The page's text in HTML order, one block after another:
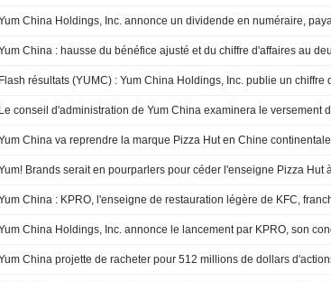
China va reprendre la marque Pizza Hut en Chine continentale